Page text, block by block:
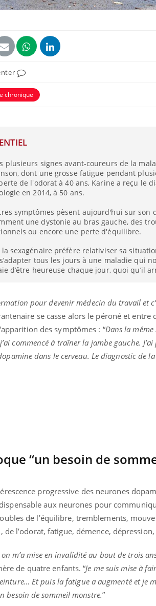
chronique
plusieurs signes avant-coureurs de la
dont une grosse fatigue pendant
de l'odorat à 40 ans, Karine a reçu le
en 2014, à 50 ans.
symptômes pèsent aujourd'hui sur son
une dystonie au bras gauche, des
ou encore une perte d'équilibre.
la sexagénaire préfère relativiser sa
tous les jours à une maladie qui
d’être heureuse chaque jour, quoi qu’il
pour devenir médecin du travail et
se casse alors le péroné et entre
des symptômes : “Dans la même
commencé à traîner la jambe gauche.
dans le cerveau. Le diagnostic de
“un besoin de
progressive des neurones
aux neurones pour
de l’équilibre, tremblements,
l’odorat, fatigue, démence, dépression,
m’a mise en invalidité au bout de trois
de quatre enfants. “Je me suis mise à
Et puis la fatigue a augmenté et je
besoin de sommeil monstre.”
plage, piscine,
Nos mains
diabète, c'est une
défis, mais ...